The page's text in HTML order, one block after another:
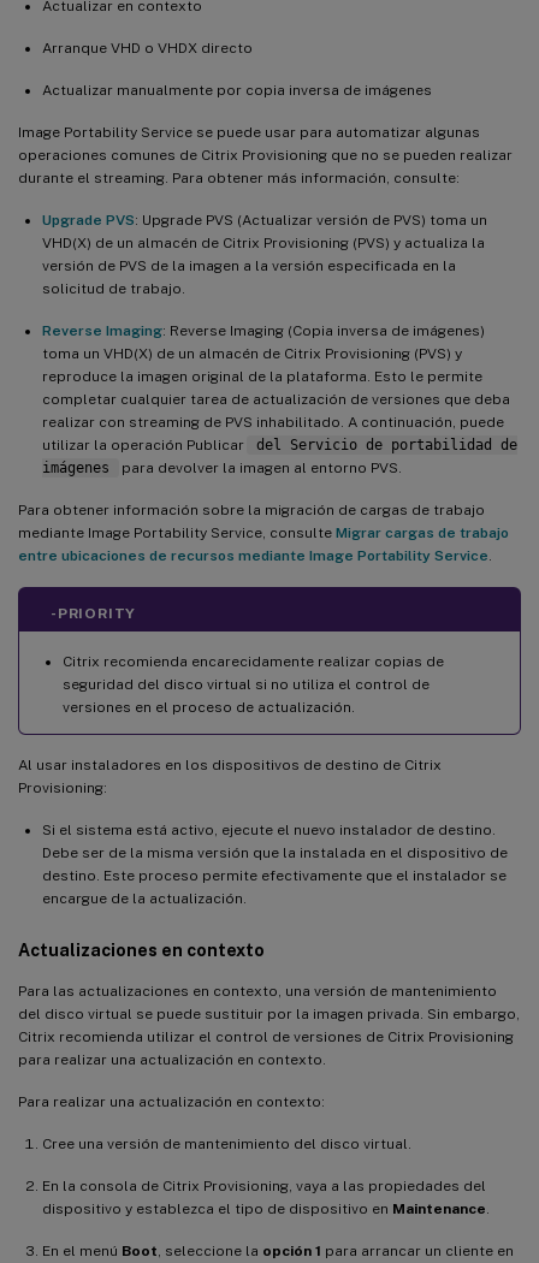
Actualizar en contexto
Arranque VHD o VHDX directo
Actualizar manualmente por copia inversa de imágenes
Image Portability Service se puede usar para automatizar algunas
operaciones comunes de Citrix Provisioning que no se pueden realizar
durante el streaming. Para obtener más información, consulte:
Upgrade PVS: Upgrade PVS (Actualizar versión de PVS) toma un
VHD(X) de un almacén de Citrix Provisioning (PVS) y actualiza la
versión de PVS de la imagen a la versión especificada en la
solicitud de trabajo.
Reverse Imaging: Reverse Imaging (Copia inversa de imágenes)
toma un VHD(X) de un almacén de Citrix Provisioning (PVS) y
reproduce la imagen original de la plataforma. Esto le permite
completar cualquier tarea de actualización de versiones que deba
realizar con streaming de PVS inhabilitado. A continuación, puede
utilizar la operación Publicar
del Servicio de portabilidad de
imágenes
para devolver la imagen al entorno PVS.
Para obtener información sobre la migración de cargas de trabajo
mediante Image Portability Service, consulte Migrar cargas de trabajo
entre ubicaciones de recursos mediante Image Portability Service
-PRIORITY
Citrix recomienda encarecidamente realizar copias de
seguridad del disco virtual si no utiliza el control de
versiones en el proceso de actualización.
Al usar instaladores en los dispositivos de destino de Citrix
Provisioning:
Si el sistema está activo, ejecute el nuevo instalador de destino.
Debe ser de la misma versión que la instalada en el dispositivo de
destino. Este proceso permite efectivamente que el instalador se
encargue de la actualización.
Actualizaciones en contexto
Para las actualizaciones en contexto, una versión de mantenimiento
del disco virtual se puede sustituir por la imagen privada. Sin embargo,
Citrix recomienda utilizar el control de versiones de Citrix Provisioning
para realizar una actualización en contexto.
Para realizar una actualización en contexto:
Cree una versión de mantenimiento del disco virtual.
En la consola de Citrix Provisioning, vaya a las propiedades del
dispositivo y establezca el tipo de dispositivo en Maintenance
En el menú Boot , seleccione la opción 1 para arrancar un cliente en